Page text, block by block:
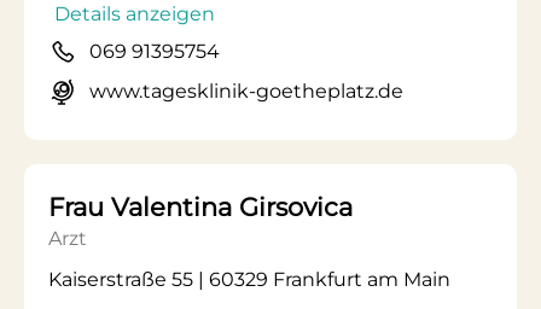
Details anzeigen
069 91395754
www.tagesklinik-goetheplatz.de
Frau Valentina Girsovica
Arzt
Kaiserstraße 55 | 60329 Frankfurt am Main